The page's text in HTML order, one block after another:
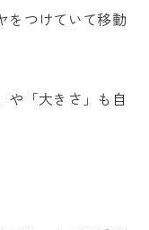
をつけていて移動
や「大きさ」も自